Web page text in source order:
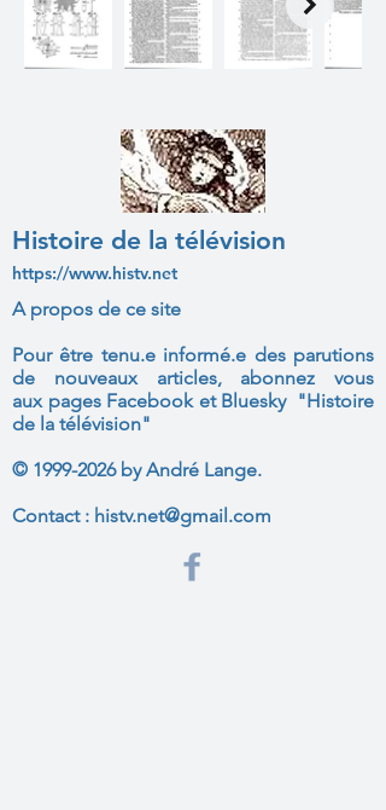
Histoire de la télévision
https://www.histv.net
A propos de ce site
Pour être tenu.e informé.e des parutions
de nouveaux articles, abonnez vous
aux pages Facebook et Bluesky "Histoire
de la télévision"
© 1999-2026by André Lange.
Contact : histv.net@gmail.com